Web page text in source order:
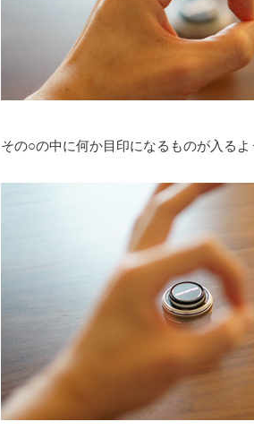
その○の中に何か目印になるものが入るよ